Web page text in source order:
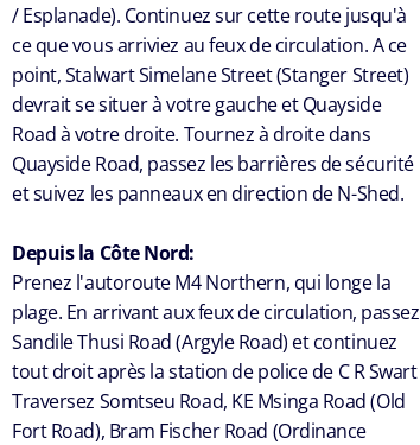
/ Esplanade). Continuez sur cette route jusqu'à
ce que vous arriviez au feux de circulation. A ce
point, Stalwart Simelane Street (Stanger Street)
devrait se situer à votre gauche et Quayside
Road à votre droite. Tournez à droite dans
Quayside Road, passez les barrières de sécurité
et suivez les panneaux en direction de N-Shed.
Depuis la Côte Nord:
Prenez l'autoroute M4 Northern, qui longe la
plage. En arrivant aux feux de circulation, passez
Sandile Thusi Road (Argyle Road) et continuez
tout droit après la station de police de C R Swart
Traversez Somtseu Road, KE Msinga Road (Old
Fort Road), Bram Fischer Road (Ordinance